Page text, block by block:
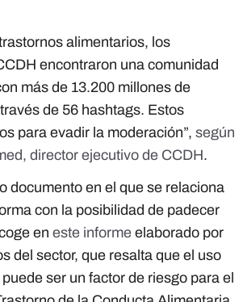
alimentarios, los
encontraron una comunidad
más de 13.200 millones de
de 56 hashtags. Estos
para evadir la moderación”, según
director ejecutivo de CCDH.
documento en el que se relaciona
con la posibilidad de padecer
en este informe elaborado por
del sector, que resalta que el uso
ser un factor de riesgo para el